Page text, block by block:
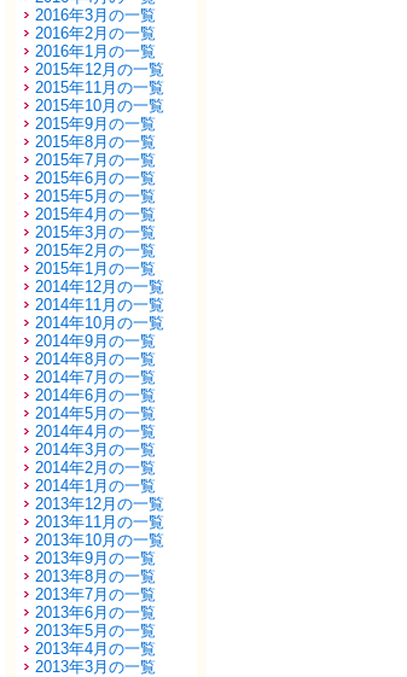
2016年3月の一覧
2016年2月の一覧
2016年1月の一覧
2015年12月の一覧
2015年11月の一覧
2015年10月の一覧
2015年9月の一覧
2015年8月の一覧
2015年7月の一覧
2015年6月の一覧
2015年5月の一覧
2015年4月の一覧
2015年3月の一覧
2015年2月の一覧
2015年1月の一覧
2014年12月の一覧
2014年11月の一覧
2014年10月の一覧
2014年9月の一覧
2014年8月の一覧
2014年7月の一覧
2014年6月の一覧
2014年5月の一覧
2014年4月の一覧
2014年3月の一覧
2014年2月の一覧
2014年1月の一覧
2013年12月の一覧
2013年11月の一覧
2013年10月の一覧
2013年9月の一覧
2013年8月の一覧
2013年7月の一覧
2013年6月の一覧
2013年5月の一覧
2013年4月の一覧
2013年3月の一覧